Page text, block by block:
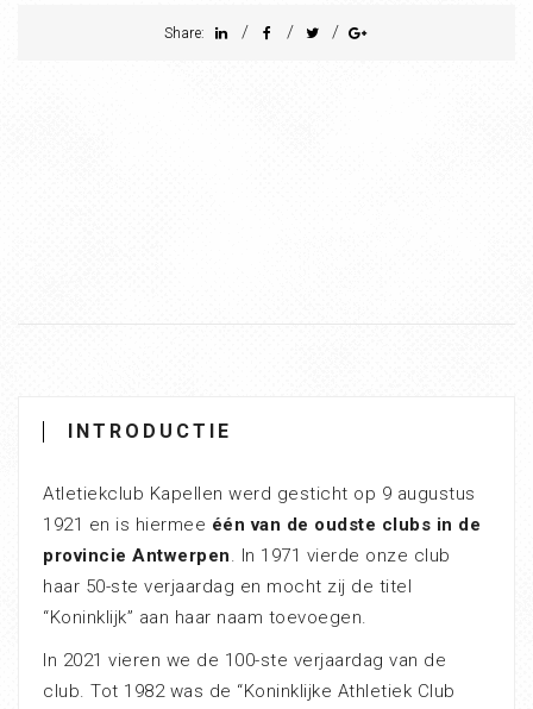
Share: / / /
INTRODUCTIE
Atletiekclub Kapellen werd gesticht op 9 augustus
1921 en is hiermee één van de oudste clubs in de
provincie Antwerpen. In 1971 vierde onze club
haar 50-ste verjaardag en mocht zij de titel
“Koninklijk” aan haar naam toevoegen.
In 2021 vieren we de 100-ste verjaardag van de
club. Tot 1982 was de “Koninklijke Athletiek Club